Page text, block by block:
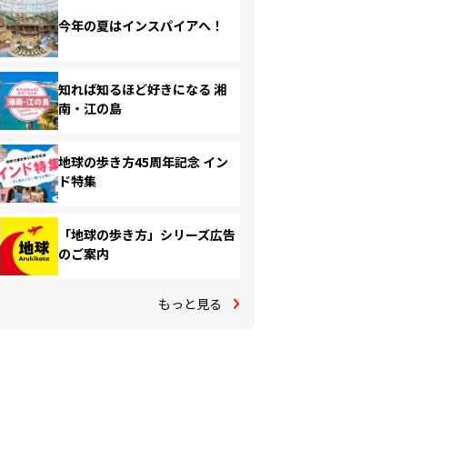
今年の夏はインスパイアへ！
知れば知るほど好きになる 湘
南・江の島
地球の歩き方45周年記念 イン
ド特集
「地球の歩き方」シリーズ広告
のご案内
もっと見る